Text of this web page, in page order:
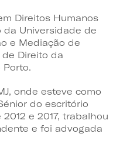
Direitos Humanos
da Universidade de
e Mediação de
Direito da
Porto.
onde esteve como
do escritório
e 2017, trabalhou
e foi advogada